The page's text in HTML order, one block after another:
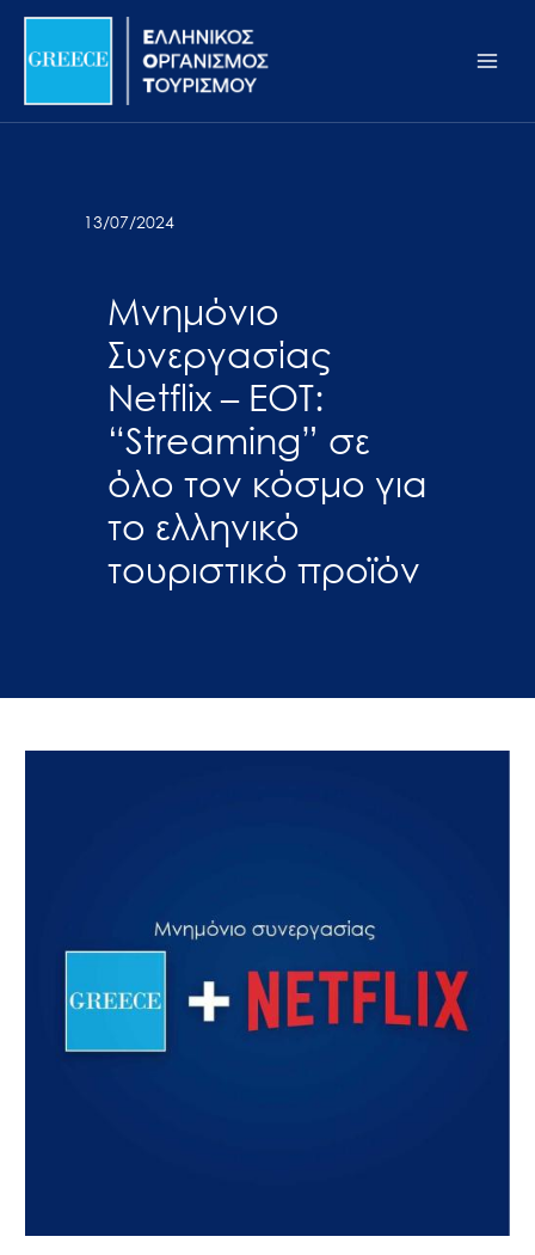
Σημείωση:
ιστότοπος
προσβασιμότητας.
Μετάβαση
περιεχόμενο
13/07/2024
Μνημόνιο
Συνεργασίας
Netflix – ΕΟΤ:
“Streaming” σε
όλο τον κόσμο για
το ελληνικό
τουριστικό προϊόν